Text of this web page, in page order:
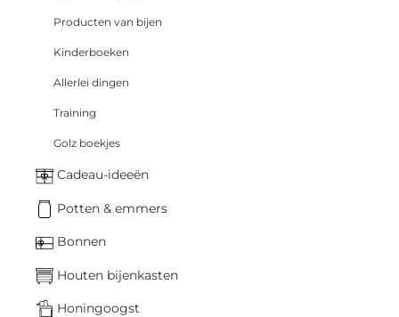
Producten van bijen
Kinderboeken
Allerlei dingen
Training
Golz boekjes
Cadeau-ideeën
Potten & emmers
Bonnen
Houten bijenkasten
Honingoogst